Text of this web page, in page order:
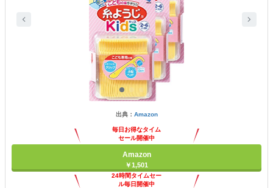
出典： Amazon
毎日お得なタイム
セール開催中
Amazon
￥1,501
24時間タイムセー
ル毎日開催中